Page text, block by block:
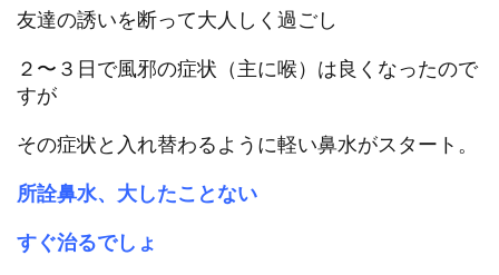
友達の誘いを断って大人しく過ごし
２〜３日で風邪の症状（主に喉）は良くなったので
すが
その症状と入れ替わるように軽い鼻水がスタート。
所詮鼻水、 大したことない
すぐ治るでしょ